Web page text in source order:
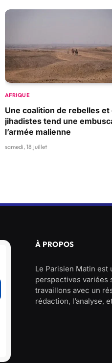
AFRIQUE
Une coalition de rebelles et
jihadistes tend une
l’armée malienne
samedi, 18 juillet
À PROPOS
Le Parisien Matin
perspectives variées
travaillons avec un
rédaction, l’analyse,